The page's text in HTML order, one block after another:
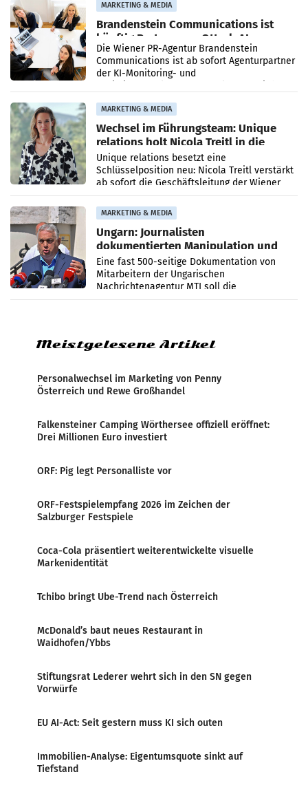
MARKETING & MEDIA
Brandenstein Communications ist
künftig Partner von OtterlyAI
Die Wiener PR-Agentur Brandenstein
Communications ist ab sofort Agenturpartner
der KI-Monitoring- und
MARKETING & MEDIA
Wechsel im Führungsteam: Unique
relations holt Nicola Treitl in die
Geschäftsleitung
Unique relations besetzt eine
Schlüsselposition neu: Nicola Treitl verstärkt
ab sofort die Geschäftsleitung der Wiener
PR-Agentur an der Seite von Josef Kalina und
Anna Kalina-Mahr.
MARKETING & MEDIA
Ungarn: Journalisten
dokumentierten Manipulation und
Zensur
Eine fast 500-seitige Dokumentation von
Mitarbeitern der Ungarischen
Nachrichtenagentur MTI soll die
systematische Nachrichten-Manipulation und
Meistgelesene Artikel
Personalwechsel im Marketing von Penny
Österreich und Rewe Großhandel
Falkensteiner Camping Wörthersee offiziell eröffnet:
Drei Millionen Euro investiert
ORF: Pig legt Personalliste vor
ORF-Festspielempfang 2026 im Zeichen der
Salzburger Festspiele
Coca-Cola präsentiert weiterentwickelte visuelle
Markenidentität
Tchibo bringt Ube-Trend nach Österreich
McDonald’s baut neues Restaurant in
Waidhofen/Ybbs
Stiftungsrat Lederer wehrt sich in den SN gegen
Vorwürfe
EU AI-Act: Seit gestern muss KI sich outen
Immobilien-Analyse: Eigentumsquote sinkt auf
Tiefstand